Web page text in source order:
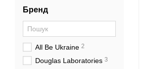
Бренд
All Be Ukraine 2
Douglas Laboratories 3